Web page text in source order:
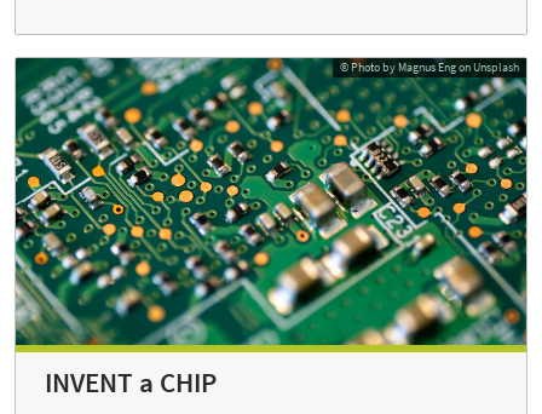
© Photo by Magnus Eng on Unsplash
INVENT a CHIP